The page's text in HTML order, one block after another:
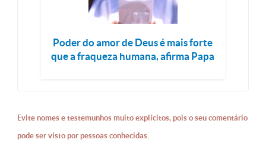
Poder do amor de Deus é mais forte
que a fraqueza humana, afirma Papa
Evite nomes e testemunhos muito explícitos, pois o seu comentário
pode ser visto por pessoas conhecidas.